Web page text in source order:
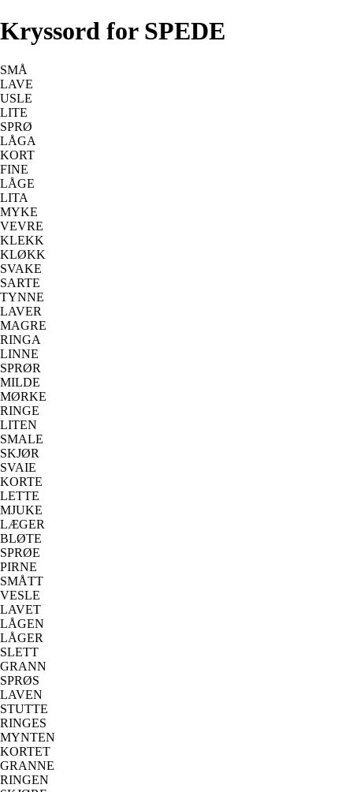
Kryssord for SPEDE
SMÅ
LAVE
USLE
LITE
SPRØ
LÅGA
KORT
FINE
LÅGE
LITA
MYKE
VEVRE
KLEKK
KLØKK
SVAKE
SARTE
TYNNE
LAVER
MAGRE
RINGA
LINNE
SPRØR
MILDE
MØRKE
RINGE
LITEN
SMALE
SKJØR
SVAIE
KORTE
LETTE
MJUKE
LÆGER
BLØTE
SPRØE
PIRNE
SMÅTT
VESLE
LAVET
LÅGEN
LÅGER
SLETT
GRANN
SPRØS
LAVEN
STUTTE
RINGES
MYNTEN
KORTET
GRANNE
RINGEN